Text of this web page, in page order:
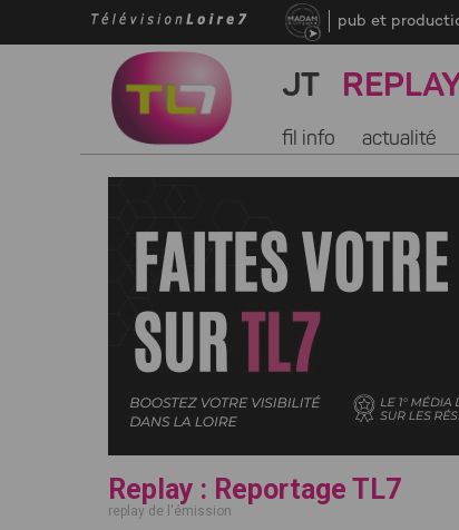
pub et
JT
fil info actualité
Replay : Reportage TL7
replay de l'émission